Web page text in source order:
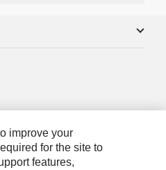
improve your
for the site to
features,